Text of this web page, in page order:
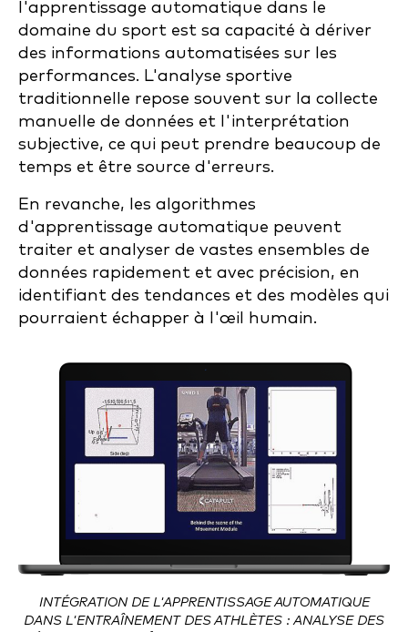
l'apprentissage automatique dans le
domaine du sport est sa capacité à dériver
des informations automatisées sur les
performances. L'analyse sportive
traditionnelle repose souvent sur la collecte
manuelle de données et l'interprétation
subjective, ce qui peut prendre beaucoup de
temps et être source d'erreurs.
En revanche, les algorithmes
d'apprentissage automatique peuvent
traiter et analyser de vastes ensembles de
données rapidement et avec précision, en
identifiant des tendances et des modèles qui
pourraient échapper à l'œil humain.
INTÉGRATION DE L'APPRENTISSAGE AUTOMATIQUE
DANS L'ENTRAÎNEMENT DES ATHLÈTES : ANALYSE DES